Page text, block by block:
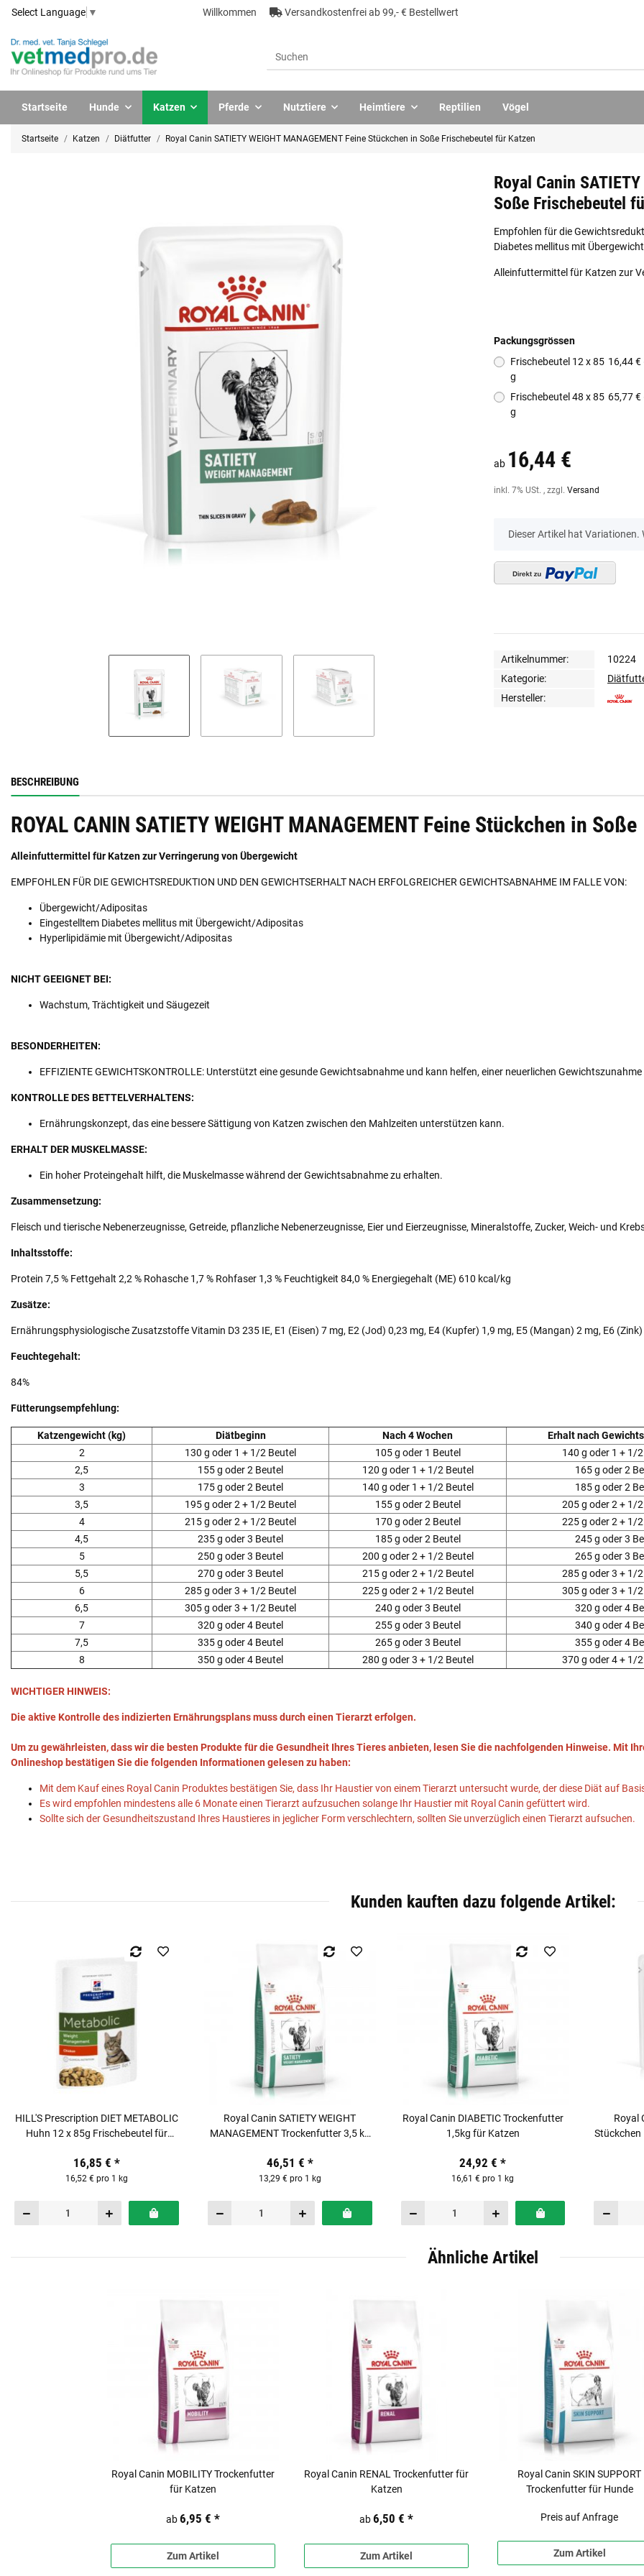
Select Language ▼ Willkommen Versandkostenfrei ab 99,- € Bestellwert
Hunde Katzen Pferde Nutztiere Heimtiere Reptilien Vögel
Startseite
Startseite Katzen Diätfutter Royal Canin SATIETY WEIGHT MANAGEMENT Feine Stückchen in Soße Frischebeutel für Katzen
Royal Canin
Soße Frischebeutel
Empfohlen für die
Diabetes mellitus mit
Alleinfuttermittel für Katzen zur
Packungsgrössen
Frischebeutel 12 x 85
g
16,44 €
Frischebeutel 48 x 85
g
65,77 €
ab 16,44 €
inkl. 7% USt. , zzgl. Versand
x
Dieser Artikel hat
Artikelnummer:
10224
Kategorie:
Hersteller:
BESCHREIBUNG
ROYAL CANIN SATIETY WEIGHT MANAGEMENT Feine Stückchen in Soße
Alleinfuttermittel für Katzen zur Verringerung von Übergewicht
EMPFOHLEN FÜR DIE GEWICHTSREDUKTION UND DEN GEWICHTSERHALT NACH ERFOLGREICHER GEWICHTSABNAHME IM FALLE VON:
Übergewicht/Adipositas
Eingestelltem Diabetes mellitus mit Übergewicht/Adipositas
Hyperlipidämie mit Übergewicht/Adipositas
NICHT GEEIGNET BEI:
Wachstum, Trächtigkeit und Säugezeit
BESONDERHEITEN:
EFFIZIENTE GEWICHTSKONTROLLE: Unterstützt eine gesunde Gewichtsabnahme und kann helfen, einer neuerlichen
KONTROLLE DES BETTELVERHALTENS:
Ernährungskonzept, das eine bessere Sättigung von Katzen zwischen den Mahlzeiten unterstützen kann.
ERHALT DER MUSKELMASSE:
Ein hoher Proteingehalt hilft, die Muskelmasse während der Gewichtsabnahme zu erhalten.
Zusammensetzung:
Fleisch und tierische Nebenerzeugnisse, Getreide, pflanzliche Nebenerzeugnisse, Eier und Eierzeugnisse, Mineralstoffe, Zucker, Weich- und
Inhaltsstoffe:
Protein 7,5 % Fettgehalt 2,2 % Rohasche 1,7 % Rohfaser 1,3 % Feuchtigkeit 84,0 % Energiegehalt (ME) 610 kcal/kg
Zusätze:
Ernährungsphysiologische Zusatzstoffe Vitamin D3 235 IE, E1 (Eisen) 7 mg, E2 (Jod) 0,23 mg, E4 (Kupfer) 1,9 mg, E5 (Mangan) 2 mg, E6
Feuchtegehalt:
84%
Fütterungsempfehlung:
Katzengewicht (kg) Diätbeginn Nach 4 Wochen
Erhalt nach
2
130 g oder 1 + 1/2 Beutel 105 g oder 1 Beutel
140 g oder 1 + 1/
2,5
155 g oder 2 Beutel 120 g oder 1 + 1/2 Beutel
165 g oder 2
3
175 g oder 2 Beutel 140 g oder 1 + 1/2 Beutel
185 g oder 2
3,5
195 g oder 2 + 1/2 Beutel 155 g oder 2 Beutel
205 g oder 2 + 1/
4
215 g oder 2 + 1/2 Beutel 170 g oder 2 Beutel
225 g oder 2 + 1/
4,5
235 g oder 3 Beutel 185 g oder 2 Beutel
245 g oder 3
5
250 g oder 3 Beutel 200 g oder 2 + 1/2 Beutel
265 g oder 3
5,5
270 g oder 3 Beutel 215 g oder 2 + 1/2 Beutel
285 g oder 3 + 1/
6
285 g oder 3 + 1/2 Beutel 225 g oder 2 + 1/2 Beutel
305 g oder 3 + 1/
6,5
305 g oder 3 + 1/2 Beutel 240 g oder 3 Beutel
320 g oder 4
7
320 g oder 4 Beutel 255 g oder 3 Beutel
340 g oder 4
7,5
335 g oder 4 Beutel 265 g oder 3 Beutel
355 g oder 4
8
350 g oder 4 Beutel 280 g oder 3 + 1/2 Beutel 370 g oder 4 + 1/
WICHTIGER HINWEIS:
Die aktive Kontrolle des indizierten Ernährungsplans muss durch einen Tierarzt erfolgen.
Um zu gewährleisten, dass wir die besten Produkte für die Gesundheit Ihres Tieres anbieten, lesen Sie die nachfolgenden Hinweise. Mit
Onlineshop bestätigen Sie die folgenden Informationen gelesen zu haben:
Mit dem Kauf eines Royal Canin Produktes bestätigen Sie, dass Ihr Haustier von einem Tierarzt untersucht wurde, der diese Diät auf
Es wird empfohlen mindestens alle 6 Monate einen Tierarzt aufzusuchen solange Ihr Haustier mit Royal Canin gefüttert wird.
Sollte sich der Gesundheitszustand Ihres Haustieres in jeglicher Form verschlechtern, sollten Sie unverzüglich einen Tierarzt aufsuchen.
Kunden kauften dazu folgende Artikel:
HILL'S Prescription DIET METABOLIC
Huhn 12 x 85g Frischebeutel für
16,85 € *
16,52 € pro 1 kg
Royal Canin SATIETY WEIGHT
MANAGEMENT Trockenfutter 3,5 kg
46,51 € *
13,29 € pro 1 kg
Royal Canin DIABETIC Trockenfutter
1,5kg für Katzen
24,92 €*
16,61 € pro 1 kg
Royal
Stückchen
Ähnliche Artikel
Royal Canin MOBILITY Trockenfutter
für Katzen
ab6,95 €*
Zum Artikel
Royal Canin RENAL Trockenfutter für
Katzen
ab6,50 €*
Zum Artikel
Royal Canin SKIN SUPPORT
Trockenfutter für Hunde
Preis auf Anfrage
Zum Artikel